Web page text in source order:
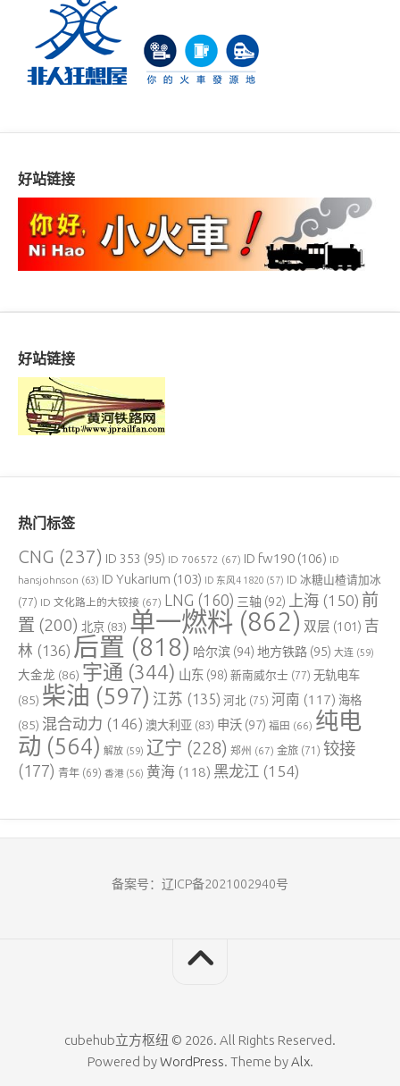
好站链接
好站链接
热门标签
CNG (237) ID 353 (95) ID 706572 (67) ID fw190 (106) ID
hansjohnson (63) ID Yukarium (103) ID 东风4 1820 (57) ID 冰糖山楂请加冰
(77) ID 文化路上的大铰接 (67) LNG (160) 三轴 (92) 上海 (150) 前
置 (200) 北京 (83) 单一燃料 (862) 双层 (101) 吉
林 (136) 后置 (818) 哈尔滨 (94) 地方铁路 (95) 大连 (59)
大金龙 (86) 宇通 (344) 山东 (98) 新南威尔士 (77) 无轨电车
(85) 柴油 (597) 江苏 (135) 河北 (75) 河南 (117) 海格
(85) 混合动力 (146) 澳大利亚 (83) 申沃 (97) 福田 (66) 纯电
动 (564) 解放 (59) 辽宁 (228) 郑州 (67) 金旅 (71) 铰接
(177) 青年 (69) 香港 (56) 黄海 (118) 黑龙江 (154)
备案号：辽ICP备2021002940号
cubehub立方枢纽 © 2026. All Rights Reserved.
Powered byWordPress. Theme byAlx.